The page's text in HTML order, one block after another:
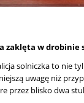
zaklęta w drobinie
solniczka to nie
uwagę niż
przez blisko dwa